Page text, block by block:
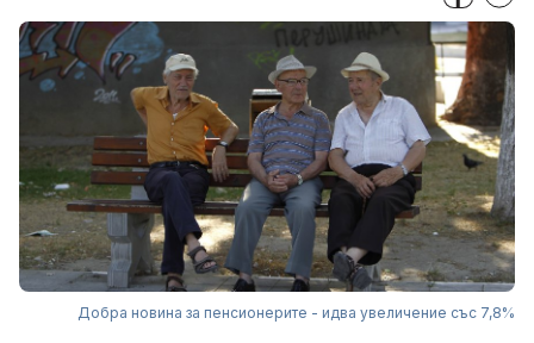
Добра новина за пенсионерите - идва увеличение със 7,8%